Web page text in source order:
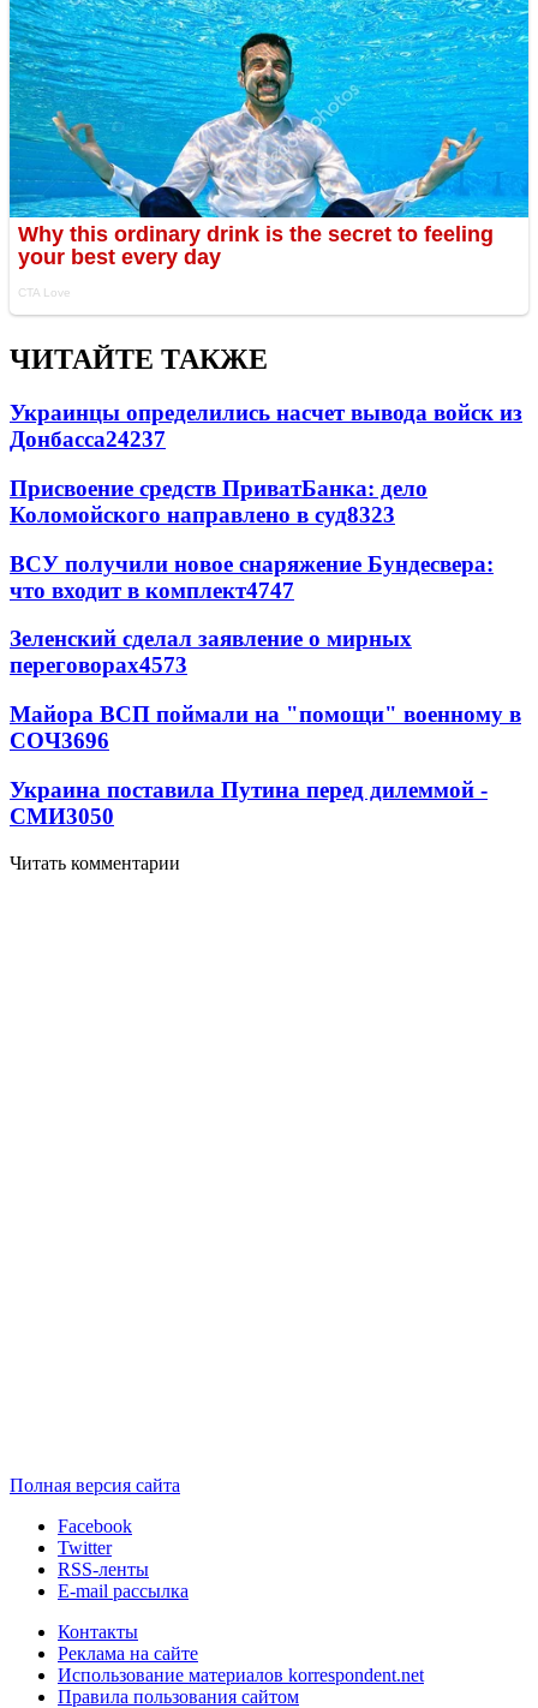
ЧИТАЙТЕ ТАКЖЕ
Украинцы определились насчет вывода войск из
Донбасса24237
Присвоение средств ПриватБанка: дело
Коломойского направлено в суд8323
ВСУ получили новое снаряжение Бундесвера:
что входит в комплект4747
Зеленский сделал заявление о мирных
переговорах4573
Майора ВСП поймали на "помощи" военному в
СОЧ3696
Украина поставила Путина перед дилеммой -
СМИ3050
Читать комментарии
Полная версия сайта
Facebook
Twitter
RSS-ленты
E-mail рассылка
Контакты
Реклама на сайте
Использование материалов korrespondent.net
Правила пользования сайтом